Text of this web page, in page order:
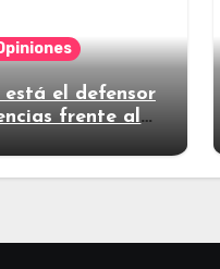
está el defensor
frente al